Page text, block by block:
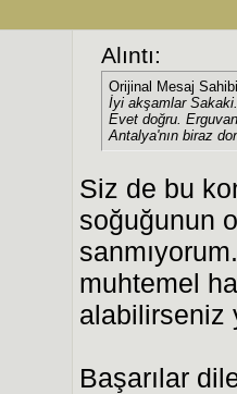
Alıntı:
Orijinal Mesaj
İyi akşamlar Sakaki.
Evet doğru.
Antalya'nın biraz
Siz de bu
soğuğunun
muhtemel
alabilirseniz
Başarılar